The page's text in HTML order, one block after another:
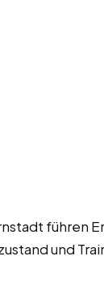
führen
und